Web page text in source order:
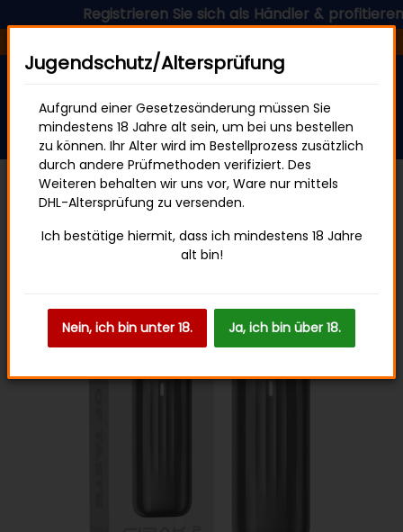
Registrieren Sie sich als Händler & profitieren
HQD CIRAK 2
Jugendschutz/Altersprüfung
Aufgrund einer Gesetzesänderung müssen Sie
mindestens 18 Jahre alt sein, um bei uns bestellen
zu können. Ihr Alter wird im Bestellprozess zusätzlich
durch andere Prüfmethoden verifiziert. Des
Weiteren behalten wir uns vor, Ware nur mittels
DHL-Altersprüfung zu versenden.
Ich bestätige hiermit, dass ich mindestens 18 Jahre
alt bin!
Nein, ich bin unter 18. Ja, ich bin über 18.